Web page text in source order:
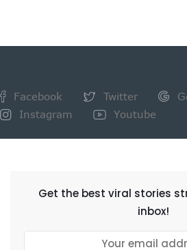
Facebook Twitter
Instagram
Youtube
Get the best viral stories
inbox!